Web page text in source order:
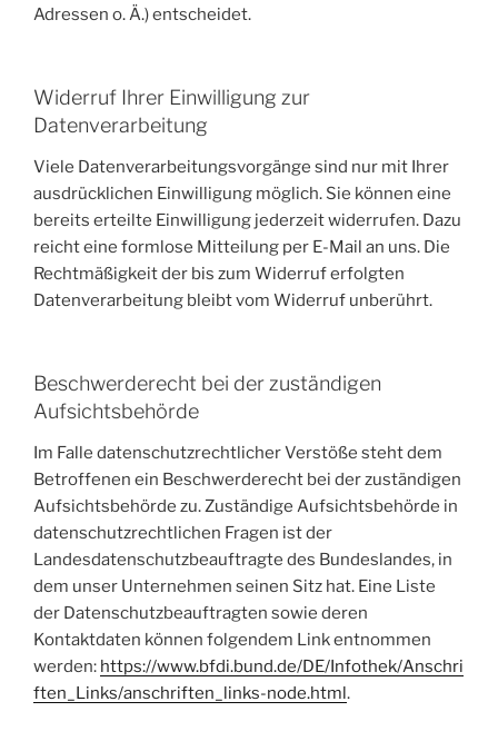
Adressen o. Ä.) entscheidet.
Widerruf Ihrer Einwilligung zur
Datenverarbeitung
Viele Datenverarbeitungsvorgänge sind nur mit Ihrer
ausdrücklichen Einwilligung möglich. Sie können eine
bereits erteilte Einwilligung jederzeit widerrufen. Dazu
reicht eine formlose Mitteilung per E-Mail an uns. Die
Rechtmäßigkeit der bis zum Widerruf erfolgten
Datenverarbeitung bleibt vom Widerruf unberührt.
Beschwerderecht bei der zuständigen
Aufsichtsbehörde
Im Falle datenschutzrechtlicher Verstöße steht dem
Betroffenen ein Beschwerderecht bei der zuständigen
Aufsichtsbehörde zu. Zuständige Aufsichtsbehörde in
datenschutzrechtlichen Fragen ist der
Landesdatenschutzbeauftragte des Bundeslandes, in
dem unser Unternehmen seinen Sitz hat. Eine Liste
der Datenschutzbeauftragten sowie deren
Kontaktdaten können folgendem Link entnommen
werden: https://www.bfdi.bund.de/DE/Infothek/Anschri
ften_Links/anschriften_links-node.html .